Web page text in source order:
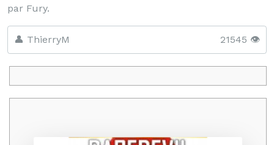
par Fury.
👤 ThierryM 21545 👁️